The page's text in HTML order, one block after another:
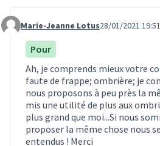
Commentaire 235
Marie-Jeanne Lotus28/01/2021 19:51
Pour
Ah, je comprends mieux votre
faute de frappe; ombrière; je
nous proposons à peu près la
mis une utilité de plus aux
plus grand que moi...Si nous
proposer la même chose nous
entendus ! Merci